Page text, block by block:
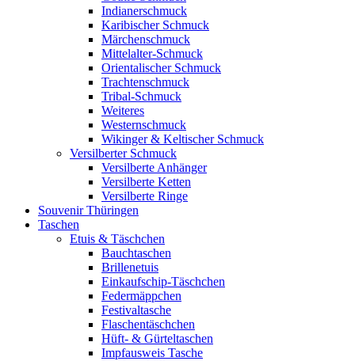
Indianerschmuck
Karibischer Schmuck
Märchenschmuck
Mittelalter-Schmuck
Orientalischer Schmuck
Trachtenschmuck
Tribal-Schmuck
Weiteres
Westernschmuck
Wikinger & Keltischer Schmuck
Versilberter Schmuck
Versilberte Anhänger
Versilberte Ketten
Versilberte Ringe
Souvenir Thüringen
Taschen
Etuis & Täschchen
Bauchtaschen
Brillenetuis
Einkaufschip-Täschchen
Federmäppchen
Festivaltasche
Flaschentäschchen
Hüft- & Gürteltaschen
Impfausweis Tasche